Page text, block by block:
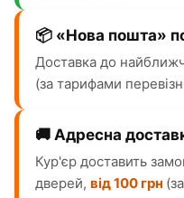
📦 «Нова пошта»
Доставка до
(за тарифами
🚚 Адресна
Кур'єр доставить
дверей, від 100 грн